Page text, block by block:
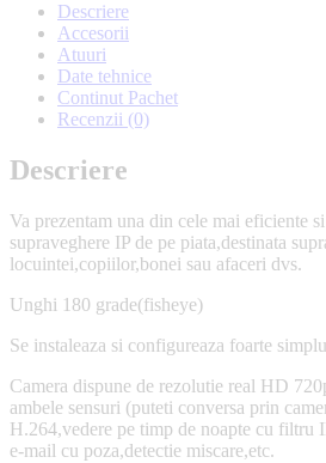
Descriere
Accesorii
Atuuri
Date tehnice
Continut Pachet
Recenzii (0)
Descriere
Va prezentam una din cele mai eficiente
supraveghere IP de pe piata,destinata
locuintei,copiilor,bonei sau afaceri dvs.
Unghi 180 grade(fisheye)
Se instaleaza si configureaza foarte
Camera dispune de rezolutie real HD
ambele sensuri (puteti conversa prin
H.264,vedere pe timp de noapte cu filtru
e-mail cu poza,detectie miscare,etc.